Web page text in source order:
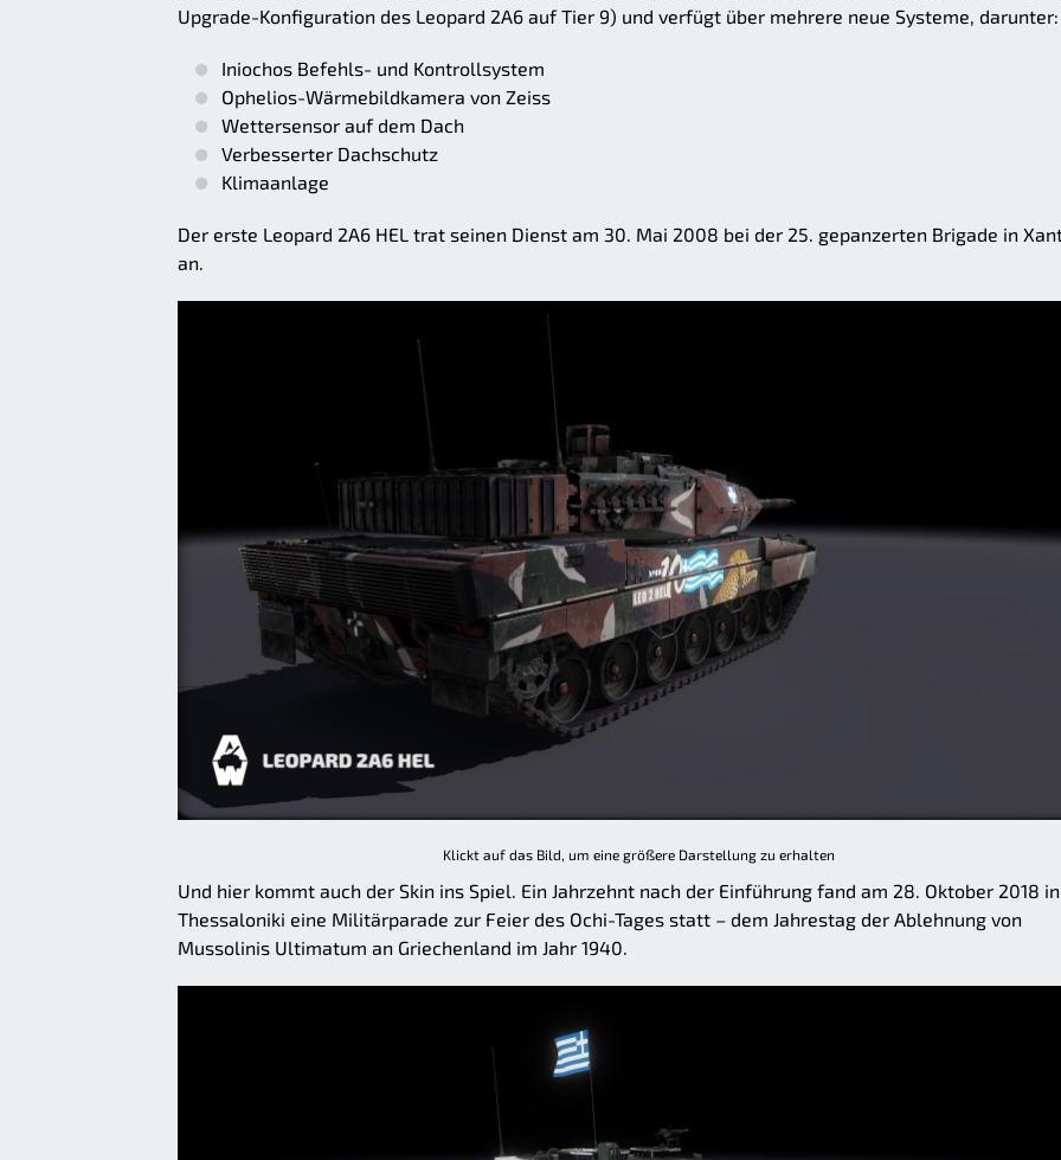
Upgrade-Konfiguration des Leopard 2A6 auf Tier 9) und verfügt über mehrere neue Systeme, darunter:
Iniochos Befehls- und Kontrollsystem
Ophelios-Wärmebildkamera von Zeiss
Wettersensor auf dem Dach
Verbesserter Dachschutz
Klimaanlage
Der erste Leopard 2A6 HEL trat seinen Dienst am 30. Mai 2008 bei der 25. gepanzerten Brigade in
an.
Klickt auf das Bild, um eine größere Darstellung zu erhalten
Und hier kommt auch der Skin ins Spiel. Ein Jahrzehnt nach der Einführung fand am 28. Oktober 2018 in
Thessaloniki eine Militärparade zur Feier des Ochi-Tages statt – dem Jahrestag der Ablehnung von
Mussolinis Ultimatum an Griechenland im Jahr 1940.